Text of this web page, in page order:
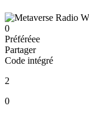
0
Préféréeе
Partager
Code intégré
2
0